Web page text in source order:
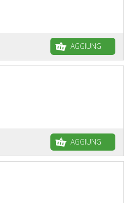
AGGIUNGI
AGGIUNGI